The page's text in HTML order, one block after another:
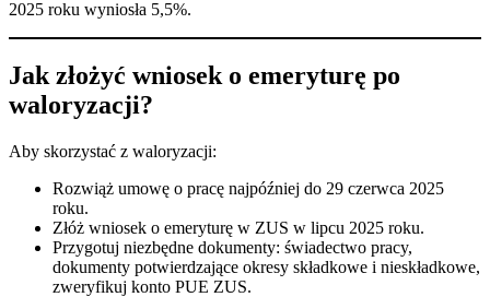
2025 roku wyniosła 5,5%.
Jak złożyć wniosek o emeryturę po
waloryzacji?
Aby skorzystać z waloryzacji:
Rozwiąż umowę o pracę najpóźniej do 29 czerwca 2025
roku.
Złóż wniosek o emeryturę w ZUS w lipcu 2025 roku.
Przygotuj niezbędne dokumenty: świadectwo pracy,
dokumenty potwierdzające okresy składkowe i nieskładkowe,
zweryfikuj konto PUE ZUS.